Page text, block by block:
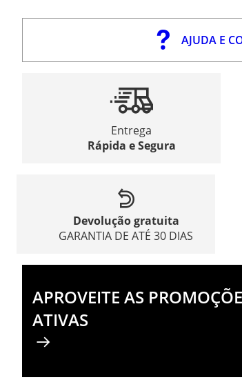
AJUDA E
Entrega
Rápida e Segura
Devolução gratuita
GARANTIA DE ATÉ 30 DIAS
APROVEITE AS
ATIVAS